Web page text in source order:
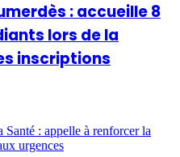
: accueille 8
lors de la
inscriptions